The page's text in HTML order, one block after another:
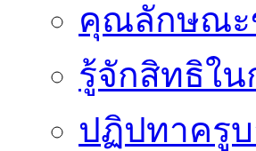
คุณลักษณะ
รู้จักสิทธิใ
ปฏิปทาครู